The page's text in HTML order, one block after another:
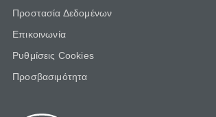
Προστασία Δεδομένων
Επικοινωνία
Ρυθμίσεις Cookies
Προσβασιμότητα